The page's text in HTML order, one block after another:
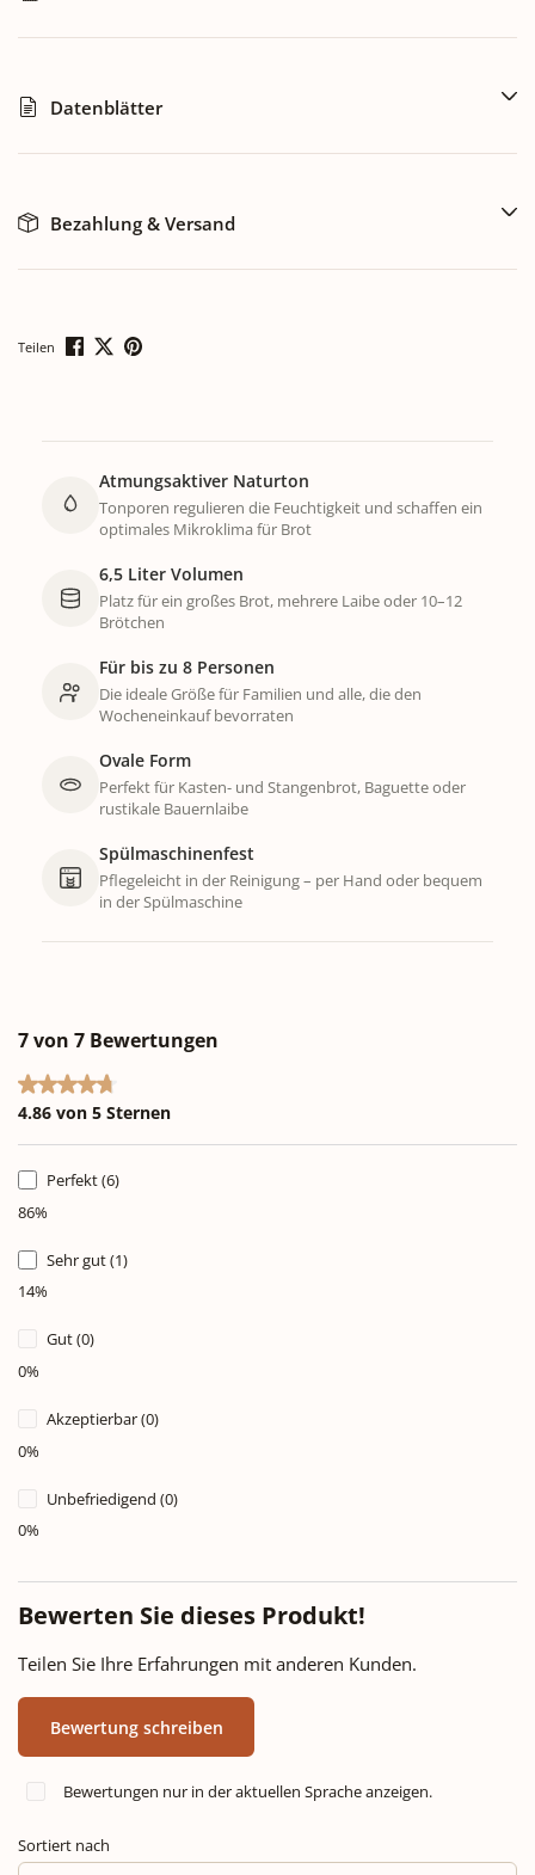
Datenblätter
Bezahlung & Versand
Teilen
Atmungsaktiver Naturton
Tonporen regulieren die Feuchtigkeit und schaffen ein
optimales Mikroklima für Brot
6,5 Liter Volumen
Platz für ein großes Brot, mehrere Laibe oder 10–12
Brötchen
Für bis zu 8 Personen
Die ideale Größe für Familien und alle, die den
Wocheneinkauf bevorraten
Ovale Form
Perfekt für Kasten- und Stangenbrot, Baguette oder
rustikale Bauernlaibe
Spülmaschinenfest
Pflegeleicht in der Reinigung – per Hand oder bequem
in der Spülmaschine
7 von 7 Bewertungen
Durchschnittliche Bewertung von 4.86 von 5 Sternen
4.86 von 5 Sternen
Perfekt (6)
86%
Sehr gut (1)
14%
Gut (0)
0%
Akzeptierbar (0)
0%
Unbefriedigend (0)
0%
Bewerten Sie dieses Produkt!
Teilen Sie Ihre Erfahrungen mit anderen Kunden.
Bewertung schreiben
Bewertungen nur in der aktuellen Sprache anzeigen.
Sortiert nach